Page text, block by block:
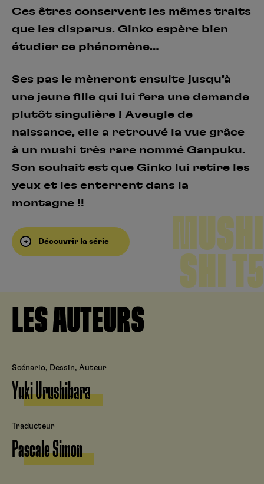
Ces êtres conservent les mêmes traits
que les disparus. Ginko espère bien
étudier ce phénomène…
Ses pas le mèneront ensuite jusqu’à
une jeune fille qui lui fera une demande
plutôt singulière ! Aveugle de
naissance, elle a retrouvé la vue grâce
à un mushi très rare nommé Ganpuku.
Son souhait est que Ginko lui retire les
yeux et les enterrent dans la
montagne !!
Découvrir la série
MUSHI
SHI T5
LES AUTEURS
Scénario, Dessin, Auteur
Yuki Urushibara
Traducteur
Pascale Simon